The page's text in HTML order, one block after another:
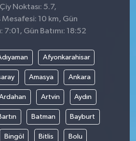
Çiy Noktası: 5.7,
Mesafesi: 10 km, Gün
7:01, Gün Batımı: 18:52
Afyonkarahisar
Amasya Ankara
Artvin Aydın
Batman Bayburt
Bingöl Bitlis Bolu